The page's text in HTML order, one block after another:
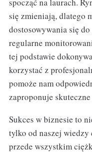
spocząć na laurach.
się zmieniają, dlatego
dostosowywania się
regularne
tej podstawie
korzystać z
pomoże nam
zaproponuje
Sukces w biznesie to
tylko od naszej wiedzy
przede wszystkim